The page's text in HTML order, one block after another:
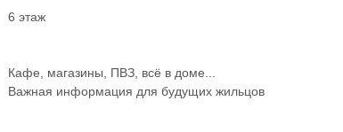
6 этаж
Кафе, магазины, ПВЗ, всё в доме...
Важная информация для будущих жильцов